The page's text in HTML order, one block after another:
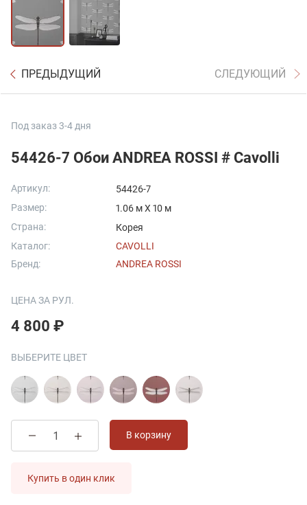
ПРЕДЫДУЩИЙ СЛЕДУЮЩИЙ
Под заказ 3-4 дня
54426-7 Обои ANDREA ROSSI # Cavolli
Артикул:
54426-7
Размер:
1.06 м X 10 м
Страна:
Корея
Каталог:
CAVOLLI
Бренд:
ANDREA ROSSI
ЦЕНА ЗА РУЛ.
4 800 ₽
ВЫБЕРИТЕ ЦВЕТ
В корзину
Купить в один клик